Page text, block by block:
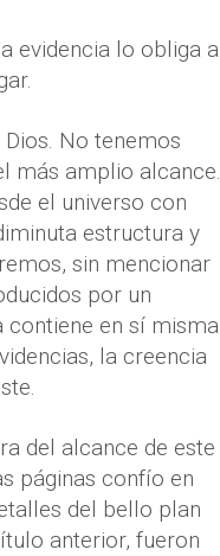
evidencia lo obliga a
No tenemos
más amplio alcance.
el universo con
estructura y
sin mencionar
por un
contiene en sí misma
la creencia
del alcance de este
páginas confío en
del bello plan
anterior, fueron